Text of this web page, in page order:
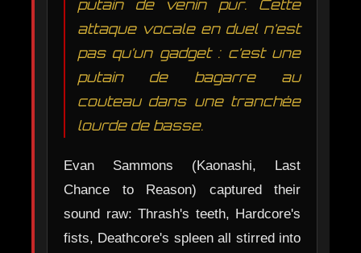
putain de venin pur. Cette
attaque vocale en duel n’est
pas qu’un gadget : c’est une
putain de bagarre au
couteau dans une tranchée
lourde de basse.
Evan Sammons (Kaonashi, Last
Chance to Reason) captured their
sound raw: Thrash's teeth, Hardcore's
fists, Deathcore's spleen all stirred into